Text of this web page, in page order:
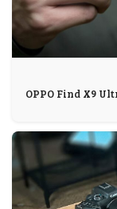
OPPO Find X9